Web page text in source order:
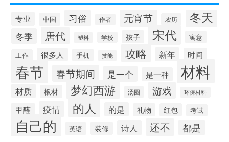
专业 中国 习俗 作者 元宵节 农历 冬天
冬季 唐代 塑料 学校 孩子 宋代 寓意
工作 很多人 手机 技能 攻略 新年 时间
春节 春节期间 是一个 是一种 材料
材质 板材 梦幻西游 汤圆 游戏 环保材料
甲醛 疫情 的人 的是 礼物 红包 考试
自己的 英语 装修 诗人 还不 都是